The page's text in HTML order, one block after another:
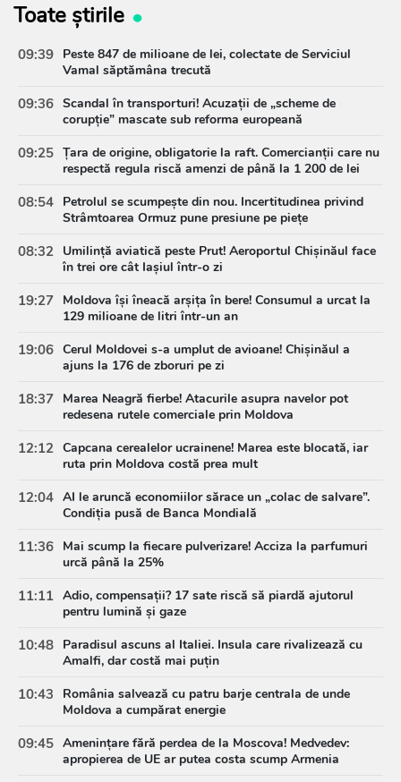
Toate știrile
09:39 Peste 847 de milioane de lei, colectate de Serviciul
Vamal săptămâna trecută
09:36 Scandal în transporturi! Acuzații de „scheme de
corupție” mascate sub reforma europeană
09:25 Țara de origine, obligatorie la raft. Comercianții care nu
respectă regula riscă amenzi de până la 1 200 de lei
08:54 Petrolul se scumpește din nou. Incertitudinea privind
Strâmtoarea Ormuz pune presiune pe piețe
08:32 Umilință aviatică peste Prut! Aeroportul Chișinăul face
în trei ore cât Iașiul într-o zi
19:27 Moldova își îneacă arșița în bere! Consumul a urcat la
129 milioane de litri într-un an
19:06 Cerul Moldovei s-a umplut de avioane! Chișinăul a
ajuns la 176 de zboruri pe zi
18:37 Marea Neagră fierbe! Atacurile asupra navelor pot
redesena rutele comerciale prin Moldova
12:12 Capcana cerealelor ucrainene! Marea este blocată, iar
ruta prin Moldova costă prea mult
12:04 AI le aruncă economiilor sărace un „colac de salvare”.
Condiția pusă de Banca Mondială
11:36 Mai scump la fiecare pulverizare! Acciza la parfumuri
urcă până la 25%
11:11 Adio, compensații? 17 sate riscă să piardă ajutorul
pentru lumină și gaze
10:48 Paradisul ascuns al Italiei. Insula care rivalizează cu
Amalfi, dar costă mai puțin
10:43
România salvează cu patru barje centrala de unde
Moldova a cumpărat energie
09:45 Amenințare fără perdea de la Moscova! Medvedev:
apropierea de UE ar putea costa scump Armenia